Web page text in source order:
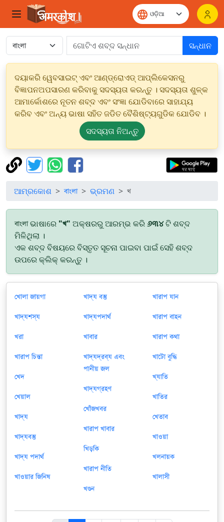
ସନ୍ଧାନ
ଦୟାକରି ୱେବସାଇଟ୍ ଏବଂ ଆଣ୍ଡ୍ରୋଏଡ୍ ଆପ୍ଲିକେସନରୁ
ବିଜ୍ଞାପନଅପସାରଣ କରିବାକୁ ସଦସ୍ୟତା କରନ୍ତୁ । ସଦସ୍ୟତା ଶୁଳ୍କ
ଆମାର୍କୋଶରେ ନୂତନ ଶବ୍ଦ ଏବଂ ସଂଜ୍ଞା ଯୋଡିବାରେ ସାହାଯ୍ୟ
କରିବ ଏବଂ ଅନ୍ୟ ଭାଷା ସହିତ ଜଡିତ ବୈଶିଷ୍ଟ୍ୟଗୁଡିକ ଯୋଡିବ ।
ସଦସ୍ୟତା ନିଅନ୍ତୁ
ଆମ୍ରକୋଶ বাংলা ଭ୍ରମଣ খ
বাংলা ଭାଷାରେ "খ" ଅକ୍ଷରରୁ ଆରମ୍ଭ କରି୬୩୪ଟି ଶବ୍ଦ
ମିଳିଥିଲା ।
ଏକ ଶବ୍ଦ ବିଷୟରେ ବିସ୍ତୃତ ସୂଚନା ପାଇବା ପାଇଁ ସେହି ଶବ୍ଦ
ଉପରେ କ୍ଲିକ୍ କରନ୍ତୁ ।
খোলা জায়গা
খাদ্যশস্য
খরা
খারাপ চিন্তা
খেদ
খেয়াল
খাদ্য
খাদ্যবস্তু
খাদ্য পদার্থ
খাওয়ার জিনিষ
খাদ্য বস্তু
খাদ্যপদার্থ
খাবার
খাদ্যদ্রব্য এবং
পানীয় জল
খাদ্যগ্রহণ
খোঁজখবর
খারাপ খাবার
খিড়কি
খারাপ নীতি
খণ্ডন
খারাপ যান
খারাপ বাহন
খারাপ কথা
খাটো বুদ্ধি
খ্যাতি
খাতির
খেতাব
খাওয়া
খলনায়ক
খালাসী